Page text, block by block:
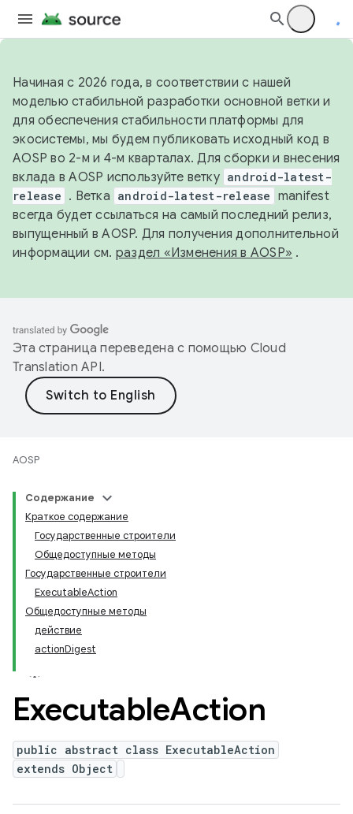
Начиная с 2026 года, в соответствии с нашей
моделью стабильной разработки основной ветки и
для обеспечения стабильности платформы для
экосистемы, мы будем публиковать исходный код в
AOSP во 2-м и 4-м кварталах. Для сборки и внесения
вклада в AOSP используйте ветку android-latest-
release . Ветка android-latest-release manifest
всегда будет ссылаться на самый последний релиз,
выпущенный в AOSP. Для получения дополнительной
информации см. раздел «Изменения в AOSP» .
Эта страница переведена с помощью Cloud
Translation API.
AOSP
Содержание
Краткое содержание
Государственные строители
Общедоступные методы
Государственные строители
ExecutableAction
Общедоступные методы
действие
actionDigest
ExecutableAction
public abstract class ExecutableAction
extends Object